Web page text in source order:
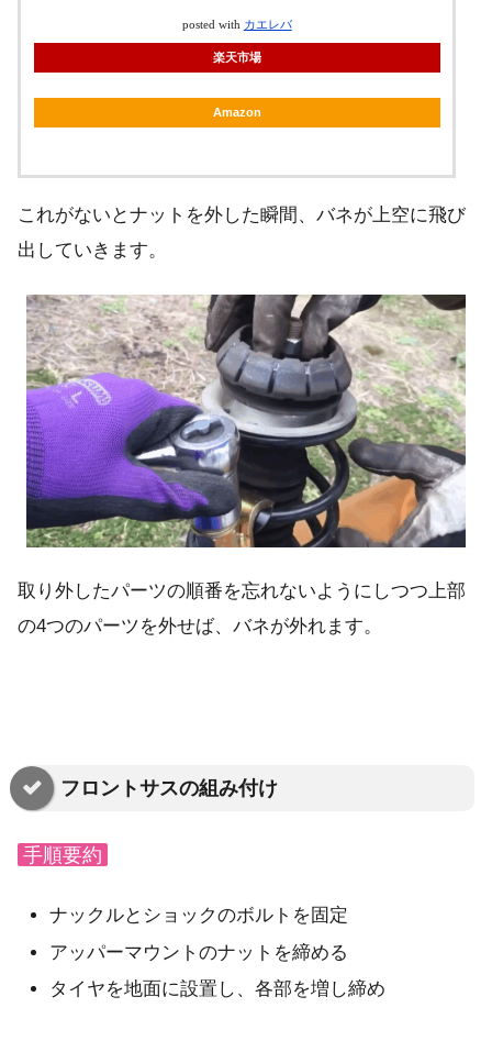
posted with カエレバ
楽天市場
Amazon
これがないとナットを外した瞬間、バネが上空に飛び
出していきます。
取り外したパーツの順番を忘れないようにしつつ上部
の4つのパーツを外せば、バネが外れます。
フロントサスの組み付け
手順要約
ナックルとショックのボルトを固定
アッパーマウントのナットを締める
タイヤを地面に設置し、各部を増し締め